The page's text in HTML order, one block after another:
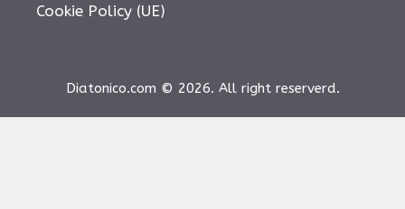
Cookie Policy (UE)
Diatonico.com © 2026. All right reserverd.